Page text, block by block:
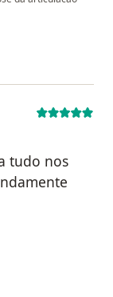
tudo nos